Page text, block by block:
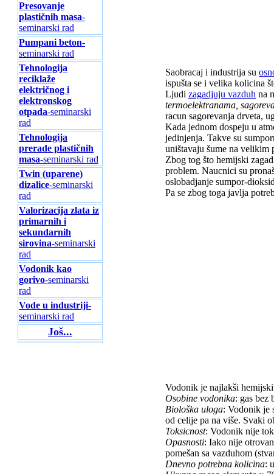
Presovanje
plastičnih masa-
seminarski rad
Pumpani beton-
seminarski rad
Tehnologija
reciklaže
električnog i
elektronskog
otpada-seminarski
rad
Tehnologija
prerade plastičnih
masa-seminarski rad
Twin (uparene)
dizalice-seminarski
rad
Valorizacija zlata iz
primarnih i
sekundarnih
sirovina-seminarski
rad
Vodonik kao
gorivo-seminarski
rad
Vode u industriji-
seminarski rad
Još...
Saobracaj i industrija su
ispušta se i velika kolicina
Ljudi zagadjuju vazduh na
termoelektranama,
racun sagorevanja drveta,
Kada jednom dospeju u
jedinjenja. Takve su
uništavaju šume na velikim
Zbog tog što hemijski
problem. Naucnici su
oslobadjanje sumpor-
Pa se zbog toga javlja
Vodonik je najlakši
Osobine vodonika: gas bez
Biološka uloga: Vodonik je
od celije pa na više. Svaki
Toksicnost: Vodonik nije
Opasnosti: Iako nije
pomešan sa vazduhom
Dnevno potrebna kolicina: